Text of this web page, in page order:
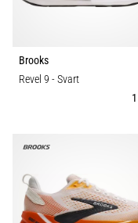
Visa
Brooks
Revel 9 - Svart